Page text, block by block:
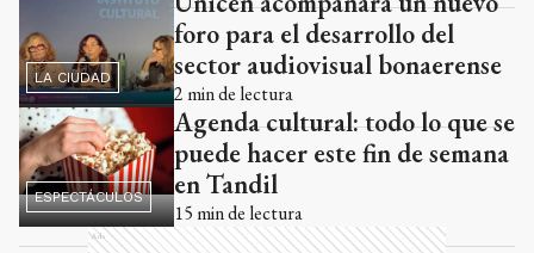
LA CIUDAD
foro para el desarrollo del
sector audiovisual bonaerense
2 min de lectura
ESPECTÁCULOS
Agenda cultural: todo lo que se
puede hacer este fin de semana
en Tandil
15 min de lectura
Ads